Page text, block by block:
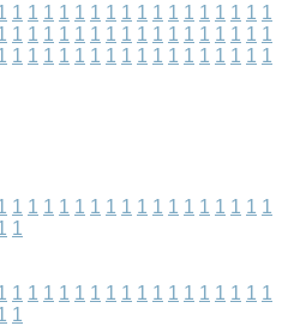
1 1 1 1 1 1 1 1 1 1 1 1 1 1 1 1 1
1 1 1 1 1 1 1 1 1 1 1 1 1 1 1 1 1
1 1 1 1 1 1 1 1 1 1 1 1 1 1 1 1 1
1 1 1 1 1 1 1 1 1 1 1 1 1 1 1 1 1
1
1 1 1 1 1 1 1 1 1 1 1 1 1 1 1 1 1
1